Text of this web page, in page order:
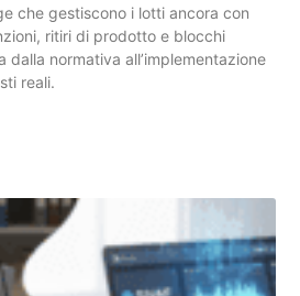
che gestiscono i lotti ancora con
ritiri di prodotto e blocchi
normativa all’implementazione
reali.